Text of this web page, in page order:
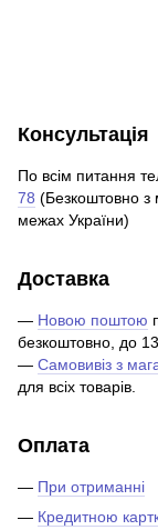
Консультація
По всім питання
78 (Безкоштовно з
межах України)
Доставка
— Новою поштою
безкоштовно, до
— Самовивіз з
для всіх товарів.
Оплата
— При отриманні
— Кредитною